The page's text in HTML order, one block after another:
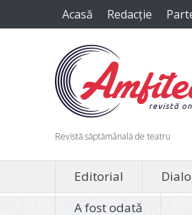
Acasă Redacție
Revistă săptămânală de teatru
Editorial
A fost odată